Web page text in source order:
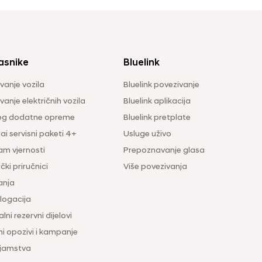
vozila
električnih vozila
dodatne opreme
servisni paketi 4+
vjernosti
priručnici
rezervni dijelovi
opozivi i kampanje
Bluelink
Bluelink povezivanje
Bluelink aplikacija
Bluelink pretplate
Usluge uživo
Prepoznavanje glasa
Više povezivanja